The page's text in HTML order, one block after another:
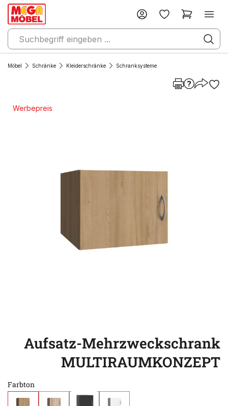
Möbel Schränke Kleiderschränke Schranksysteme
Werbepreis
Aufsatz-Mehrzweckschrank
MULTIRAUMKONZEPT
Farbton